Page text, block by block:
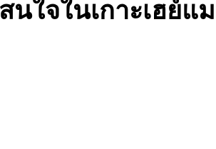
นใจในเกาะเฮย์แ